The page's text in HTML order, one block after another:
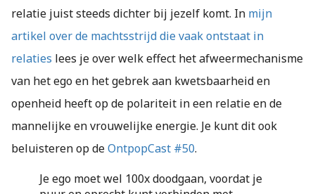
relatie juist steeds dichter bij jezelf komt. In mijn
artikel over de machtsstrijd die vaak ontstaat in
relaties lees je over welk effect het afweermechanisme
van het ego en het gebrek aan kwetsbaarheid en
openheid heeft op de polariteit in een relatie en de
mannelijke en vrouwelijke energie. Je kunt dit ook
beluisteren op deOntpopCast #50.
Je ego moet wel 100x doodgaan, voordat je